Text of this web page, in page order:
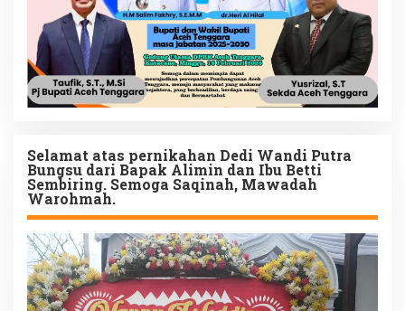
Selamat atas pernikahan Dedi Wandi Putra
Bungsu dari Bapak Alimin dan Ibu Betti
Sembiring. Semoga Saqinah, Mawadah
Warohmah.